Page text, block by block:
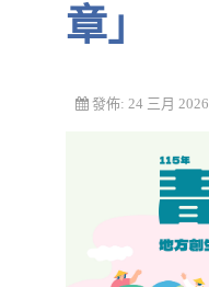
章」
發佈: 24 三月 2026